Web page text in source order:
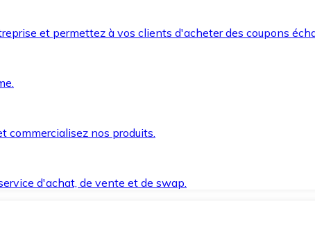
et permettez à vos clients d'acheter des coupons
commercialisez nos produits.
d'achat, de vente et de swap.